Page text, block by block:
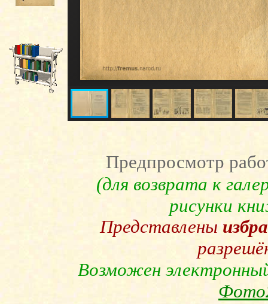
Предпросмотр
(для возврата к
рисунки
Представлены
Возможен